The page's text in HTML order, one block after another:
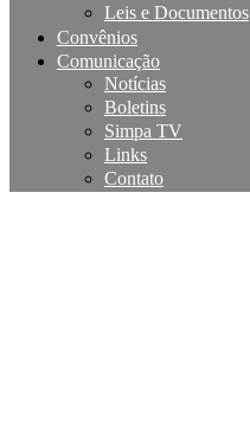
Leis e Documentos
Convênios
Comunicação
Notícias
Boletins
Simpa TV
Links
Contato